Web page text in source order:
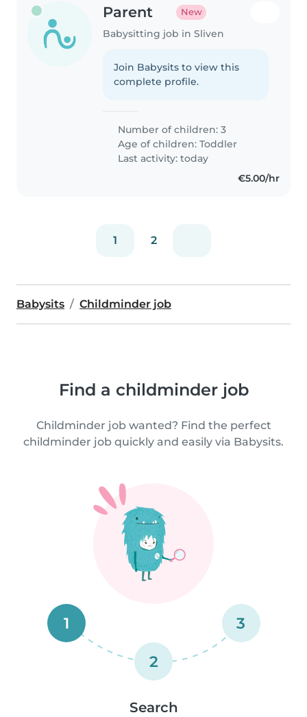
Parent New
Babysitting job in Sliven
Join Babysits to view this
complete profile.
Number of children: 3
Age of children:Toddler
Last activity: today
€5.00/hr
1 2
Babysits Childminder job
Find a childminder job
Childminder job wanted? Find the perfect
childminder job quickly and easily via Babysits.
1
2
3
Search